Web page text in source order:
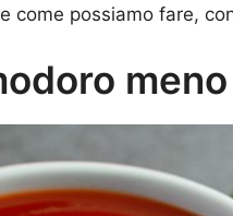
come possiamo fare,